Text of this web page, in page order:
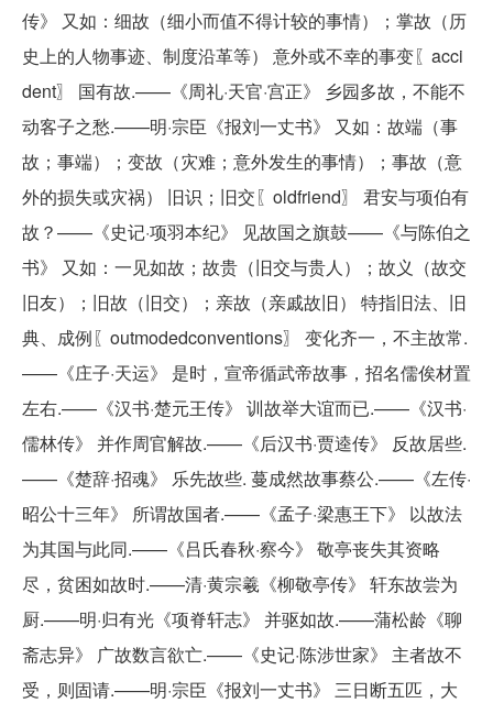
传》 又如：细故（细小而值不得计较的事情）；掌故（历
史上的人物事迹、制度沿革等） 意外或不幸的事变〖acci
dent〗 国有故.——《周礼·天官·宫正》 乡园多故，不能不
动客子之愁.——明·宗臣《报刘一丈书》 又如：故端（事
故；事端）；变故（灾难；意外发生的事情）；事故（意
外的损失或灾祸） 旧识；旧交〖oldfriend〗 君安与项伯有
故？——《史记·项羽本纪》 见故国之旗鼓——《与陈伯之
书》 又如：一见如故；故贵（旧交与贵人）；故义（故交
旧友）；旧故（旧交）；亲故（亲戚故旧） 特指旧法、旧
典、成例〖outmodedconventions〗 变化齐一，不主故常.
——《庄子·天运》 是时，宣帝循武帝故事，招名儒俟材置
左右.——《汉书·楚元王传》 训故举大谊而已.——《汉书·
儒林传》 并作周官解故.——《后汉书·贾逵传》 反故居些.
——《楚辞·招魂》 乐先故些. 蔓成然故事蔡公.——《左传·
昭公十三年》 所谓故国者.——《孟子·梁惠王下》 以故法
为其国与此同.——《吕氏春秋·察今》 敬亭丧失其资略
尽，贫困如故时.——清·黄宗羲《柳敬亭传》 轩东故尝为
厨.——明·归有光《项脊轩志》 并驱如故.——蒲松龄《聊
斋志异》 广故数言欲亡.——《史记·陈涉世家》 主者故不
受，则固请.——明·宗臣《报刘一丈书》 三日断五匹，大